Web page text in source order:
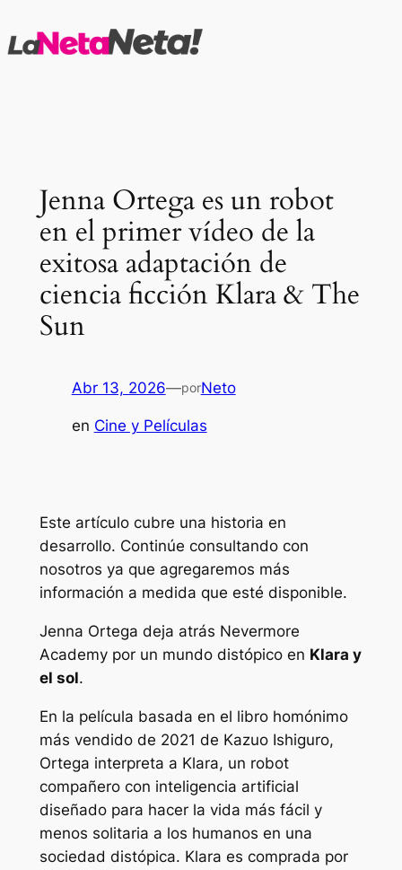
al
Jenna Ortega es un robot
en el primer vídeo de la
exitosa adaptación de
ciencia ficción Klara & The
Sun
Abr 13, 2026—porNeto
en Cine y Películas
Este artículo cubre una historia en
desarrollo. Continúe consultando con
nosotros ya que agregaremos más
información a medida que esté disponible.
Jenna Ortega deja atrás Nevermore
Academy por un mundo distópico en Klara y
el sol.
En la película basada en el libro homónimo
más vendido de 2021 de Kazuo Ishiguro,
Ortega interpreta a Klara, un robot
compañero con inteligencia artificial
diseñado para hacer la vida más fácil y
menos solitaria a los humanos en una
sociedad distópica. Klara es comprada por